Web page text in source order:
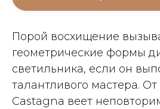
Порой восхищение
геометрические формы
светильника, если он
талантливого мастера.
Castagna веет